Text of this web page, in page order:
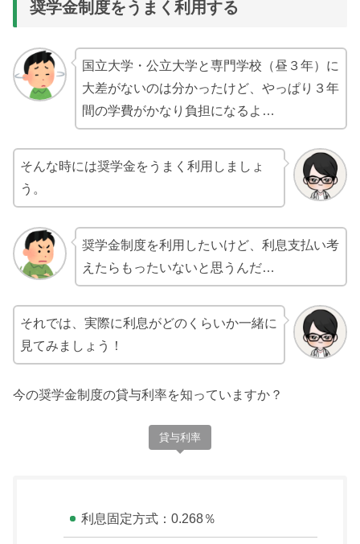
奨学金制度をうまく利用する
国立大学・公立大学と専門学校（昼３年）に
大差がないのは分かったけど、やっぱり３年
間の学費がかなり負担になるよ…
そんな時には奨学金をうまく利用しましょ
う。
奨学金制度を利用したいけど、利息支払い考
えたらもったいないと思うんだ…
それでは、実際に利息がどのくらいか一緒に
見てみましょう！
今の奨学金制度の貸与利率を知っていますか？
貸与利率
利息固定方式：0.268％